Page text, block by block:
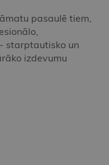
pasaulē tiem,
starptautisko un
izdevumu